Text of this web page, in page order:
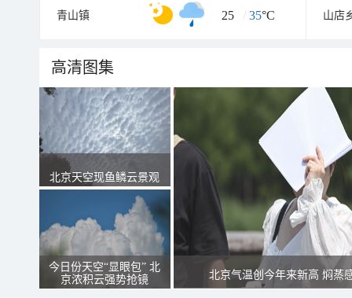
青山镇 25 / 35°C 山店
高清图集
北京天空现鱼鳞云景观
今日份天空“显眼包” 北
京浓积云强势抢镜
北京气温创今年来新高 焖蒸